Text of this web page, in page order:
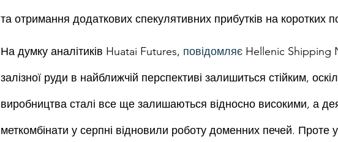
та отримання додаткових спекулятивних прибутків на коротких
На думку аналітиків Huatai Futures, повідомляє Hellenic Shipping
залізної руди в найближчій перспективі залишиться стійким,
виробництва сталі все ще залишаються відносно високими, а
меткомбінати у серпні відновили роботу доменних печей. Проте